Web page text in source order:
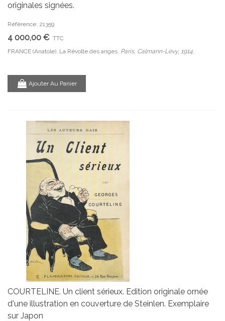
originales signées.
Référence: 21359
4 000,00 € TTC
FRANCE (Anatole). La Révolte des anges. Paris, Calmann-Lévy, 1914.
Ajouter Au Panier
COURTELINE. Un client sérieux. Edition originale ornée
d'une illustration en couverture de Steinlen. Exemplaire
sur Japon